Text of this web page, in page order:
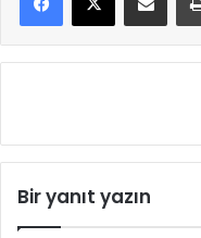
Bir yanıt yazın